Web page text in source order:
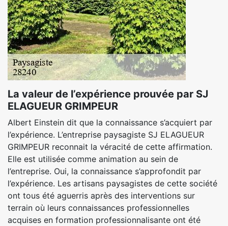
La valeur de l’expérience prouvée par SJ
ELAGUEUR GRIMPEUR
Albert Einstein dit que la connaissance s’acquiert par
l’expérience. L’entreprise paysagiste SJ ELAGUEUR
GRIMPEUR reconnait la véracité de cette affirmation.
Elle est utilisée comme animation au sein de
l’entreprise. Oui, la connaissance s’approfondit par
l’expérience. Les artisans paysagistes de cette société
ont tous été aguerris après des interventions sur
terrain où leurs connaissances professionnelles
acquises en formation professionnalisante ont été